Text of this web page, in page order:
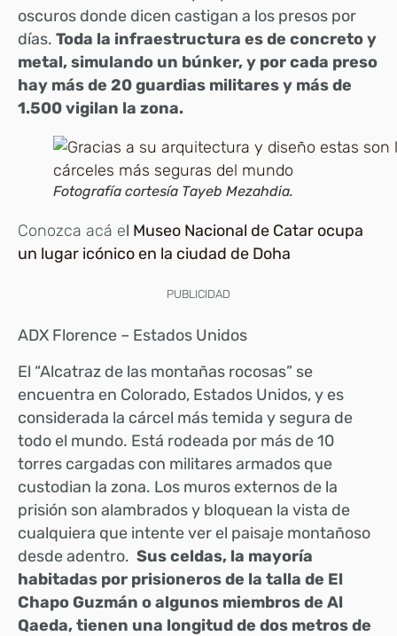
oscuros donde dicen castigan a los presos por
días. Toda la infraestructura es de concreto y
metal, simulando un búnker, y por cada preso
hay más de 20 guardias militares y más de
1.500 vigilan la zona.
Fotografía cortesía Tayeb Mezahdia.
Conozca acá el Museo Nacional de Catar ocupa
un lugar icónico en la ciudad de Doha
PUBLICIDAD
ADX Florence – Estados Unidos
El “Alcatraz de las montañas rocosas” se
encuentra en Colorado, Estados Unidos, y es
considerada la cárcel más temida y segura de
todo el mundo. Está rodeada por más de 10
torres cargadas con militares armados que
custodian la zona. Los muros externos de la
prisión son alambrados y bloquean la vista de
cualquiera que intente ver el paisaje montañoso
desde adentro. Sus celdas, la mayoría
habitadas por prisioneros de la talla de El
Chapo Guzmán o algunos miembros de Al
Qaeda, tienen una longitud de dos metros de